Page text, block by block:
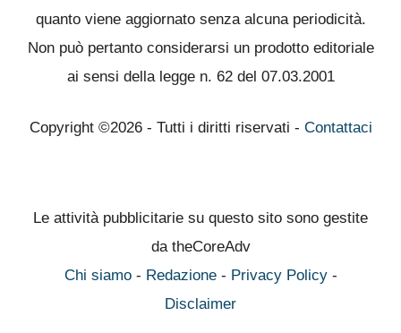
quanto viene aggiornato senza alcuna periodicità.
Non può pertanto considerarsi un prodotto editoriale
ai sensi della legge n. 62 del 07.03.2001
Copyright ©2026 - Tutti i diritti riservati - Contattaci
Le attività pubblicitarie su questo sito sono gestite
da theCoreAdv
Chi siamo- Redazione- Privacy Policy-
Disclaimer